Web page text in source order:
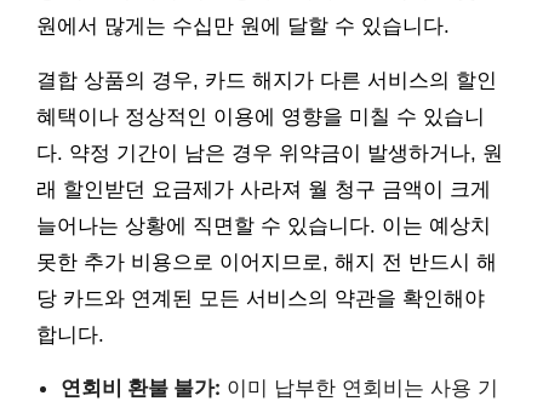
원에서 많게는 수십만 원에 달할 수 있습니다.
결합 상품의 경우, 카드 해지가 다른 서비스의 할인
혜택이나 정상적인 이용에 영향을 미칠 수 있습니
다. 약정 기간이 남은 경우 위약금이 발생하거나, 원
래 할인받던 요금제가 사라져 월 청구 금액이 크게
늘어나는 상황에 직면할 수 있습니다. 이는 예상치
못한 추가 비용으로 이어지므로, 해지 전 반드시 해
당 카드와 연계된 모든 서비스의 약관을 확인해야
합니다.
연회비 환불 불가: 이미 납부한 연회비는 사용 기